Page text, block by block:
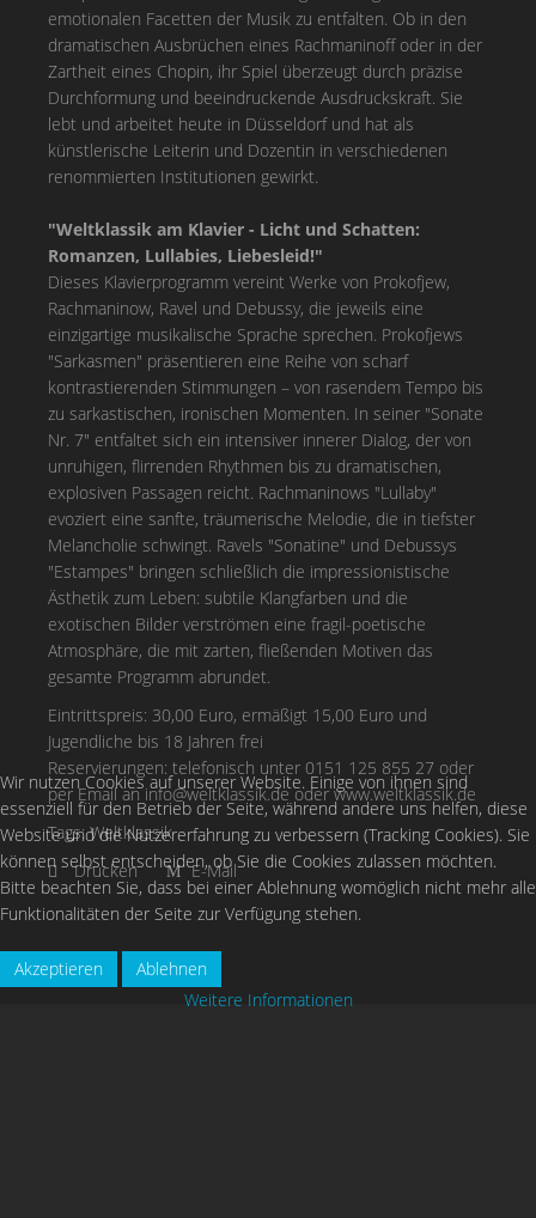
emotionalen Facetten der Musik zu entfalten. Ob in den
dramatischen Ausbrüchen eines Rachmaninoff oder in der
Zartheit eines Chopin, ihr Spiel überzeugt durch präzise
Durchformung und beeindruckende Ausdruckskraft. Sie
lebt und arbeitet heute in Düsseldorf und hat als
künstlerische Leiterin und Dozentin in verschiedenen
renommierten Institutionen gewirkt.
"Weltklassik am Klavier - Licht und Schatten:
Romanzen, Lullabies, Liebesleid!"
Dieses Klavierprogramm vereint Werke von Prokofjew,
Rachmaninow, Ravel und Debussy, die jeweils eine
einzigartige musikalische Sprache sprechen. Prokofjews
"Sarkasmen" präsentieren eine Reihe von scharf
kontrastierenden Stimmungen – von rasendem Tempo bis
zu sarkastischen, ironischen Momenten. In seiner "Sonate
Nr. 7" entfaltet sich ein intensiver innerer Dialog, der von
unruhigen, flirrenden Rhythmen bis zu dramatischen,
explosiven Passagen reicht. Rachmaninows "Lullaby"
evoziert eine sanfte, träumerische Melodie, die in tiefster
Melancholie schwingt. Ravels "Sonatine" und Debussys
"Estampes" bringen schließlich die impressionistische
Ästhetik zum Leben: subtile Klangfarben und die
exotischen Bilder verströmen eine fragil-poetische
Atmosphäre, die mit zarten, fließenden Motiven das
gesamte Programm abrundet.
Eintrittspreis: 30,00 Euro, ermäßigt 15,00 Euro und
Jugendliche bis 18 Jahren frei
Reservierungen: telefonisch unter 0151 125 855 27 oder
per Email aninfo@weltklassik.deoder www.weltklassik.de
Tags:Weltklassik
Drucken
E-Mail
Wir nutzen Cookies auf unserer Website. Einige von ihnen sind
essenziell für den Betrieb der Seite, während andere uns helfen, diese
Website und die Nutzererfahrung zu verbessern (Tracking Cookies). Sie
können selbst entscheiden, ob Sie die Cookies zulassen möchten.
Bitte beachten Sie, dass bei einer Ablehnung womöglich nicht mehr alle
Funktionalitäten der Seite zur Verfügung stehen.
Akzeptieren
Ablehnen
Weitere Informationen